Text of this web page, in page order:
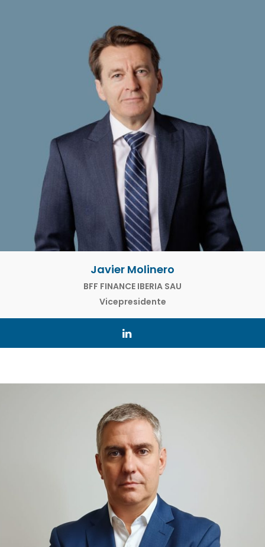
Javier Molinero
BFF FINANCE IBERIA SAU
Vicepresidente